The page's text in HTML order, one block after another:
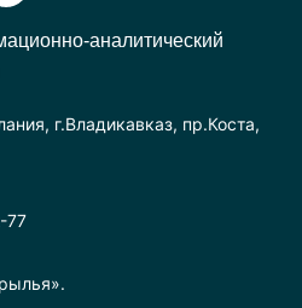
аналитический
г.Владикавказ, пр.Коста,
77